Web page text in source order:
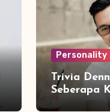
Personality
Trivia
Seberapa
dengan